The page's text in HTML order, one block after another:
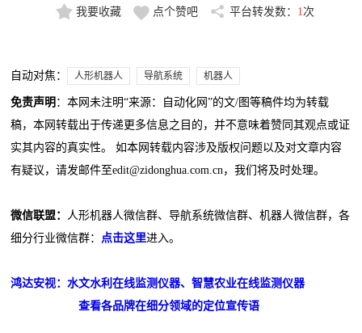
我要收藏 点个赞吧 平台转发数： 1 次
自动对焦： 人形机器人 导航系统 机器人
免责声明 ：本网未注明“来源：自动化网”的文/图等稿件均为转载
稿，本网转载出于传递更多信息之目的，并不意味着赞同其观点或证
实其内容的真实性。 如本网转载内容涉及版权问题以及对文章内容
有疑议，请发邮件至edit@zidonghua.com.cn，我们将及时处理。
微信联盟：
人形机器人微信群、导航系统微信群、机器人微信群，各
细分行业微信群：
点击这里进入。
鸿达安视：水文水利在线监测仪器、智慧农业在线监测仪器
查看各品牌在细分领域的定位宣传语